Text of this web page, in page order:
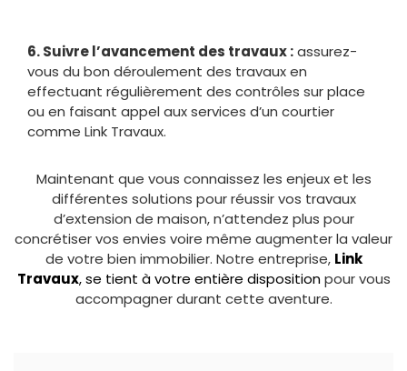
6. Suivre l’avancement des travaux :assurez-
vous du bon déroulement des travaux en
effectuant régulièrement des contrôles sur place
ou en faisant appel aux services d’un courtier
comme Link Travaux.
Maintenant que vous connaissez les enjeux et les
différentes solutions pour réussir vos travaux
d’extension de maison, n’attendez plus pour
concrétiser vos envies voire même augmenter la valeur
de votre bien immobilier. Notre entreprise, Link
Travaux, se tient à votre entière dispositionpour vous
accompagner durant cette aventure.